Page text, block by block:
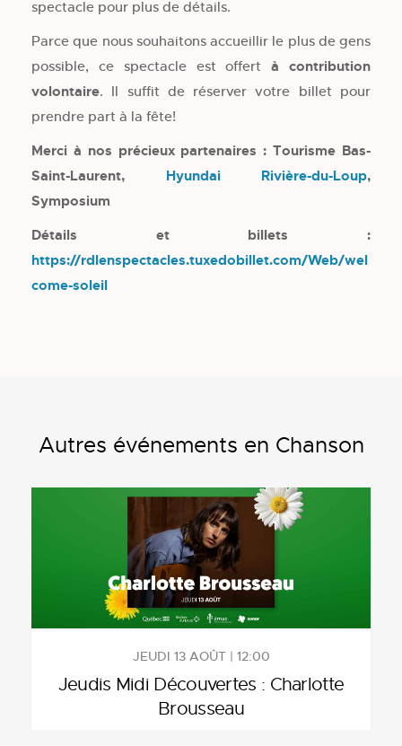
spectacle pour plus de détails.
Parce que nous souhaitons accueillir le plus de gens
possible, ce spectacle est offert à contribution
volontaire. Il suffit de réserver votre billet pour
prendre part à la fête!
Merci à nos précieux partenaires : Tourisme Bas-
Saint-Laurent, Hyundai Rivière-du-Loup,
Symposium
Détails et billets :
https://rdlenspectacles.tuxedobillet.com/Web/wel
come-soleil
Autres événements en Chanson
JEUDI 13 AOÛT | 12:00
Jeudis Midi Découvertes : Charlotte
Brousseau